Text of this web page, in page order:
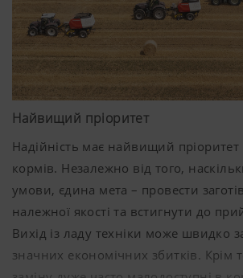
Найвищий пріоритет
Надійність має найвищий пріоритет
кормів. Незалежно від того,
умови, єдина мета – провести
належної якості та встигнути до
Вихід із ладу техніки може швидко
значних економічних збитків. Крім